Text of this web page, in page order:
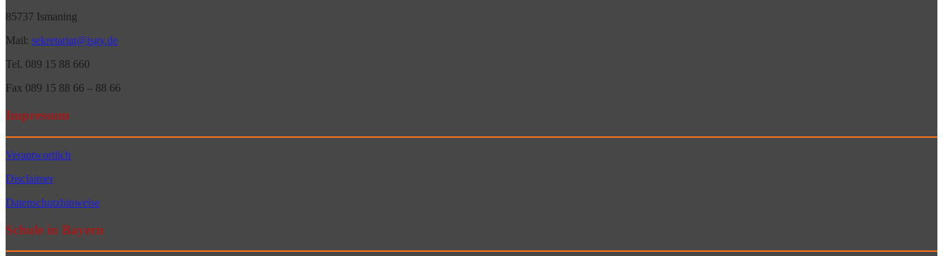
85737 Ismaning
Mail: sekretariat@isgy.de
Tel. 089 15 88 660
Fax 089 15 88 66 – 88 66
Impressum
Verantwortlich
Disclaimer
Datenschutzhinweise
Schule in Bayern